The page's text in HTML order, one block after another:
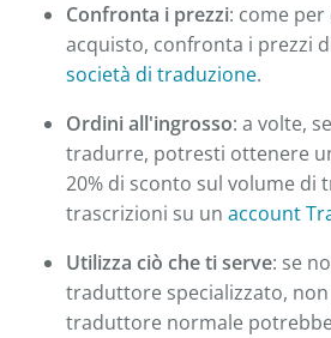
Confronta i prezzi: come
acquisto, confronta i prezzi
società di traduzione.
Ordini all'ingrosso: a volte,
tradurre, potresti ottenere
20% di sconto sul volume di
trascrizioni su un account
Utilizza ciò che ti serve: se
traduttore specializzato,
traduttore normale